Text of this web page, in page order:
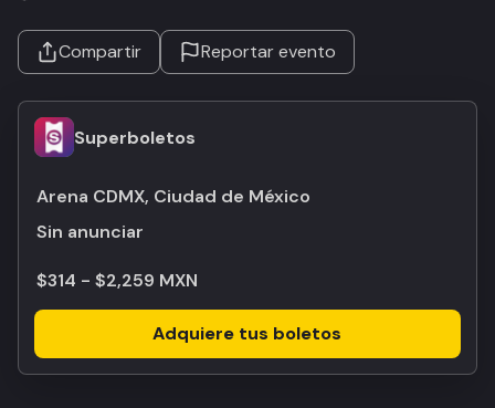
Compartir Reportar evento
Superboletos
Arena CDMX, Ciudad de México
Sin anunciar
$314 - $2,259 MXN
Adquiere tus boletos